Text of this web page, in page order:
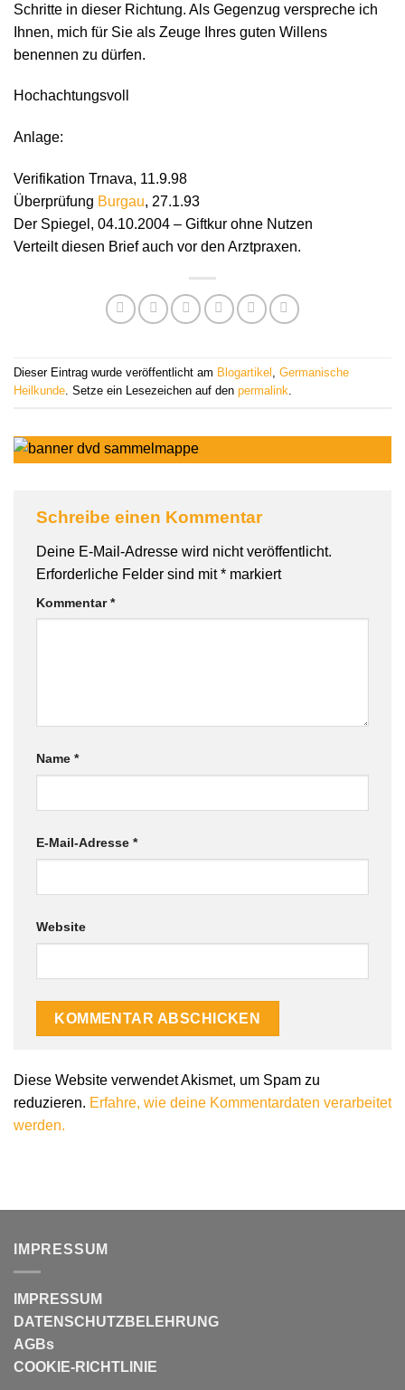
Schritte in dieser Richtung. Als Gegenzug verspreche ich
Ihnen, mich für Sie als Zeuge Ihres guten Willens
benennen zu dürfen.
Hochachtungsvoll
Anlage:
Verifikation Trnava, 11.9.98
Überprüfung Burgau, 27.1.93
Der Spiegel, 04.10.2004 – Giftkur ohne Nutzen
Verteilt diesen Brief auch vor den Arztpraxen.
Dieser Eintrag wurde veröffentlicht am Blogartikel , Germanische
Heilkunde. Setze ein Lesezeichen auf den permalink.
Schreibe einen Kommentar
Deine E-Mail-Adresse wird nicht veröffentlicht.
Erforderliche Felder sind mit* markiert
Kommentar*
Name *
E-Mail-Adresse *
Website
Diese Website verwendet Akismet, um Spam zu
reduzieren. Erfahre, wie deine Kommentardaten verarbeitet
werden.
IMPRESSUM
IMPRESSUM
DATENSCHUTZBELEHRUNG
AGBs
COOKIE-RICHTLINIE